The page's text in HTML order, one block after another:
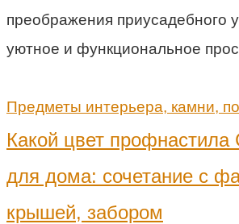
преображения приусадебного
уютное и функциональное
Предметы интерьера, камни,
Какой цвет профнастила
для дома: сочетание с
крышей, забором